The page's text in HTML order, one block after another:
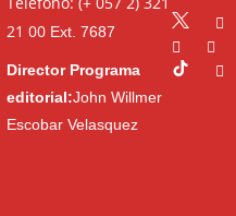
21 00Ext. 7687
Director Programa
editorial:John Willmer
Escobar Velasquez